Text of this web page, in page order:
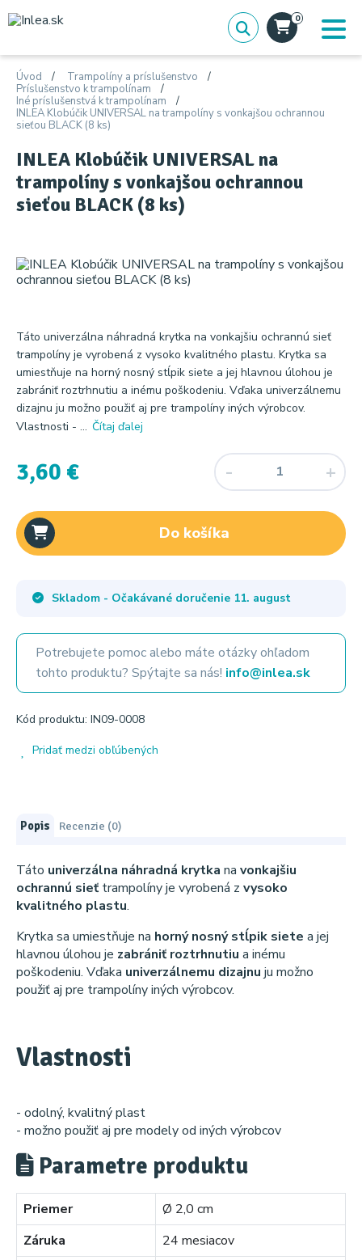
0
Úvod
Trampolíny a príslušenstvo
Príslušenstvo k trampolínam
Iné príslušenstvá k trampolínam
INLEA Klobúčik UNIVERSAL na trampolíny s vonkajšou ochrannou
sieťou BLACK (8 ks)
INLEA Klobúčik UNIVERSAL na
trampolíny s vonkajšou ochrannou
sieťou BLACK (8 ks)
Táto univerzálna náhradná krytka na vonkajšiu ochrannú sieť
trampolíny je vyrobená z vysoko kvalitného plastu. Krytka sa
umiestňuje na horný nosný stĺpik siete a jej hlavnou úlohou je
zabrániť roztrhnutiu a inému poškodeniu. Vďaka univerzálnemu
dizajnu ju možno použiť aj pre trampolíny iných výrobcov.
Vlastnosti - ... Čítaj ďalej
3,60 €
Do košíka
Skladom - Očakávané doručenie 11. august
Potrebujete pomoc alebo máte otázky ohľadom
tohto produktu? Spýtajte sa nás! info@inlea.sk
Kód produktu: IN09-0008
Pridať medzi obľúbených
Popis Recenzie (0)
Táto univerzálna náhradná krytka na vonkajšiu
ochrannú sieť trampolíny je vyrobená z vysoko
kvalitného plastu.
Krytka sa umiestňuje na horný nosný stĺpik siete a jej
hlavnou úlohou je zabrániť roztrhnutiu a inému
poškodeniu. Vďaka univerzálnemu dizajnu ju možno
použiť aj pre trampolíny iných výrobcov.
Vlastnosti
- odolný, kvalitný plast
- možno použiť aj pre modely od iných výrobcov
Parametre produktu
Priemer
Ø 2,0 cm
Záruka
24 mesiacov